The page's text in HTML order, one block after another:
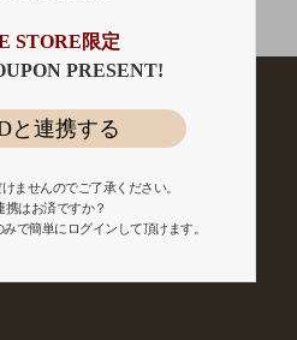
STORE限定
PRESENT!
と連携する
ませんのでご了承ください。
携はお済ですか？
で簡単にログインして頂けます。